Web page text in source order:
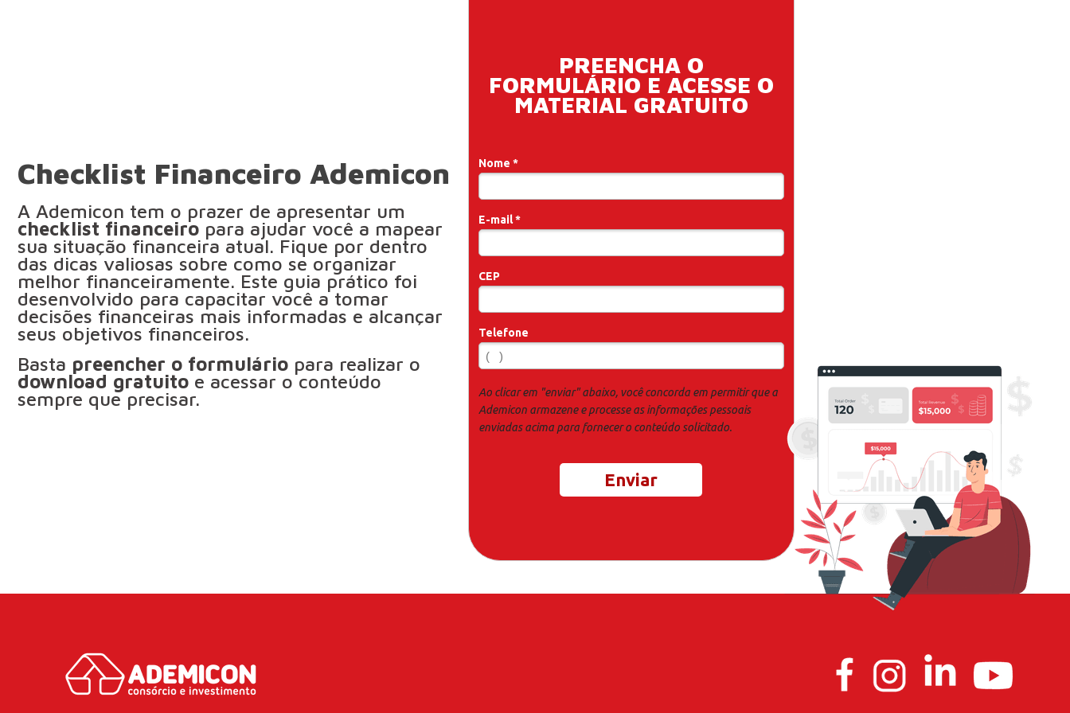
Checklist Financeiro Ademicon
A Ademicon tem o prazer de apresentar um
checklist financeiro para ajudar você a mapear
sua situação financeira atual. Fique por dentro
das dicas valiosas sobre como se organizar
melhor financeiramente. Este guia prático foi
desenvolvido para capacitar você a tomar
decisões financeiras mais informadas e alcançar
seus objetivos financeiros.
Basta preencher o formulário para realizar o
download gratuito e acessar o conteúdo
sempre que precisar.
Nome *
E-mail *
CEP
Telefone
Enviar
PREENCHA O
FORMULÁRIO E ACESSE O
MATERIAL GRATUITO
Ao clicar em "enviar" abaixo, você concorda em permitir que a
Ademicon armazene e processe as informações pessoais
enviadas acima para fornecer o conteúdo solicitado.